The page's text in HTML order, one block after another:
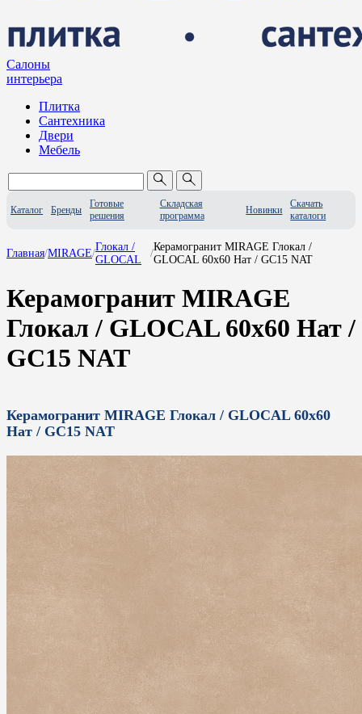
Салоны
интерьера
Плитка
Сантехника
Двери
Мебель
Каталог Бренды
Готовые
решения
Складская
программа
Новинки
Скачать
каталоги
Главная/MIRAGE/
Глокал /
GLOCAL
/
Керамогранит MIRAGE Глокал /
GLOCAL 60x60 Нат / GC15 NAT
Керамогранит MIRAGE
Глокал / GLOCAL 60x60 Нат /
GC15 NAT
Керамогранит MIRAGE Глокал / GLOCAL 60x60
Нат / GC15 NAT